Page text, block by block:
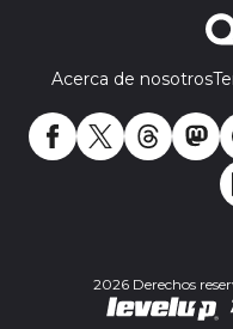
Acerca de nosotros
2026 Derechos